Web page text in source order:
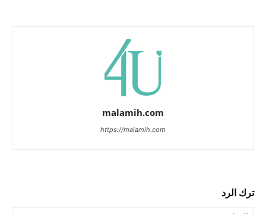
malamih.com
https://malamih.com
ترك الرد